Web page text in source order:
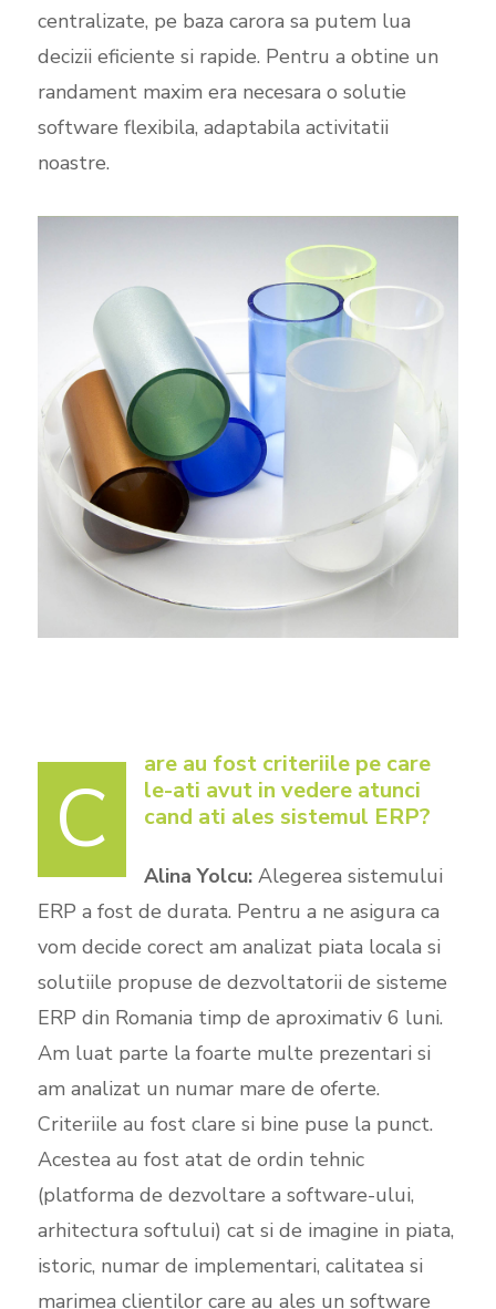
centralizate, pe baza carora sa putem lua
decizii eficiente si rapide. Pentru a obtine un
randament maxim era necesara o solutie
software flexibila, adaptabila activitatii
noastre.
C
are au fost criteriile pe care
le-ati avut in vedere atunci
cand ati ales sistemul ERP?
Alina Yolcu:Alegerea sistemului
ERP a fost de durata. Pentru a ne asigura ca
vom decide corect am analizat piata locala si
solutiile propuse de dezvoltatorii de sisteme
ERP din Romania timp de aproximativ 6 luni.
Am luat parte la foarte multe prezentari si
am analizat un numar mare de oferte.
Criteriile au fost clare si bine puse la punct.
Acestea au fost atat de ordin tehnic
(platforma de dezvoltare a software-ului,
arhitectura softului) cat si de imagine in piata,
istoric, numar de implementari, calitatea si
marimea clientilor care au ales un software